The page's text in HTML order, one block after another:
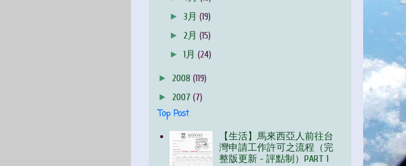
► 3月(19)
► 2月(15)
►1月(24)
► 2008 (119)
► 2007 (7)
Top Post
【生活】馬來西亞人前往台
灣申請工作許可之流程（完
整版更新 - 評點制）PART 1